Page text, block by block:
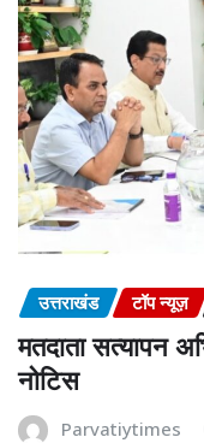
उत्तराखंड टॉप न्यूज़
मतदाता सत्यापन
नोटिस
Parvatiytimes